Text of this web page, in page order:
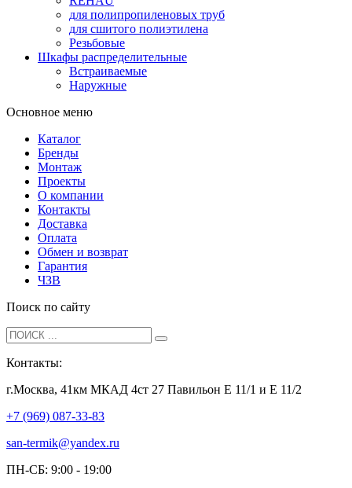
для полипропиленовых труб
для сшитого полиэтилена
Резьбовые
Шкафы распределительные
Встраиваемые
Наружные
Основное меню
Каталог
Бренды
Монтаж
Проекты
О компании
Контакты
Доставка
Оплата
Обмен и возврат
Гарантия
ЧЗВ
Поиск по сайту
Контакты:
г.Москва, 41км МКАД 4ст 27 Павильон Е 11/1 и Е 11/2
+7 (969) 087-33-83
san-termik@yandex.ru
ПН-СБ: 9:00 - 19:00